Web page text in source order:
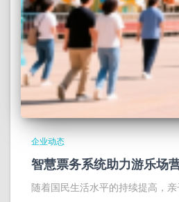
企业动态
智慧票务系统助力游乐场
随着国民生活水平的持续提高，